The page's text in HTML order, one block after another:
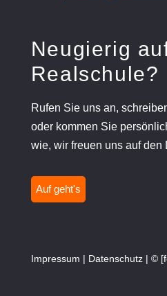
Neugierig
Realschule?
Rufen Sie uns an,
oder kommen Sie
wie, wir freuen uns auf den
Auf geht's
Impressum | Datenschutz| ©